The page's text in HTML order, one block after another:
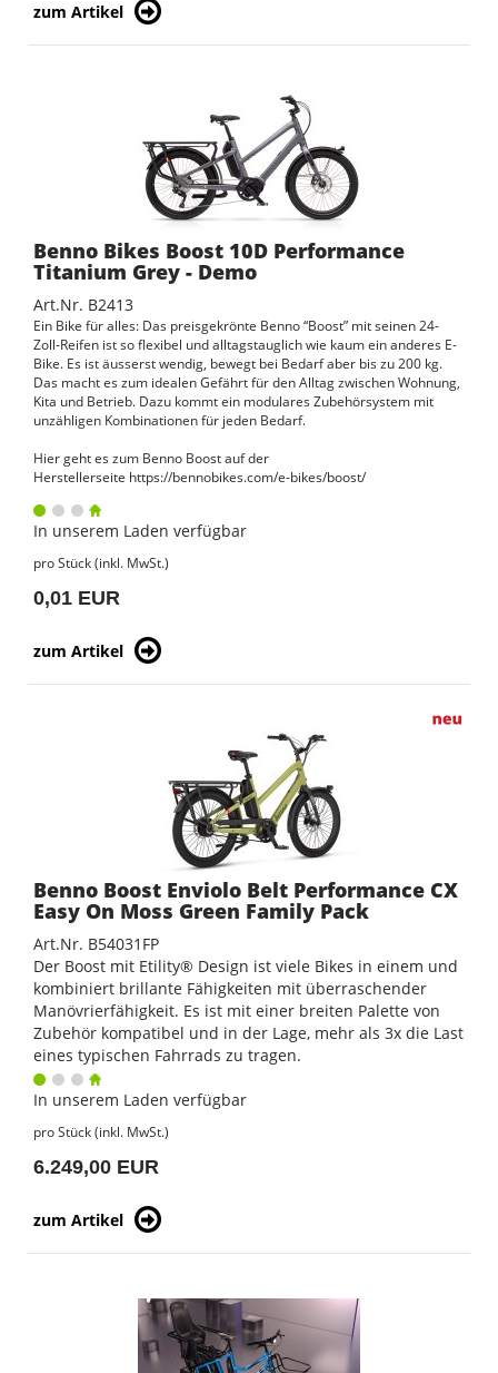
zum Artikel
Benno Bikes Boost 10D Performance
Titanium Grey - Demo
Art.Nr. B2413
Ein Bike für alles: Das preisgekrönte Benno “Boost” mit seinen 24-
Zoll-Reifen ist so flexibel und alltagstauglich wie kaum ein anderes E-
Bike. Es ist äusserst wendig, bewegt bei Bedarf aber bis zu 200 kg.
Das macht es zum idealen Gefährt für den Alltag zwischen Wohnung,
Kita und Betrieb. Dazu kommt ein modulares Zubehörsystem mit
unzähligen Kombinationen für jeden Bedarf.
Hier geht es zum Benno Boost auf der
Herstellerseite https://bennobikes.com/e-bikes/boost/
In unserem Laden verfügbar
pro Stück (inkl. MwSt.)
0,01 EUR
zum Artikel
Benno Boost Enviolo Belt Performance CX
Easy On Moss Green Family Pack
Art.Nr. B54031FP
Der Boost mit Etility® Design ist viele Bikes in einem und
kombiniert brillante Fähigkeiten mit überraschender
Manövrierfähigkeit. Es ist mit einer breiten Palette von
Zubehör kompatibel und in der Lage, mehr als 3x die Last
eines typischen Fahrrads zu tragen.
In unserem Laden verfügbar
pro Stück (inkl. MwSt.)
6.249,00 EUR
zum Artikel